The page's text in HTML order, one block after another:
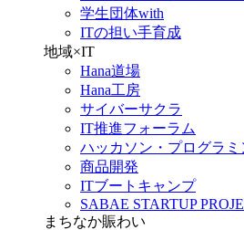
学生団体with
ITの担い手育成
地域×IT
Hana道場
Hana工房
サイバーサクラ
IT推進フォーラム
ハッカソン・プログラミ
商品開発
ITブートキャンプ
SABAE STARTUP
まちなか賑わい